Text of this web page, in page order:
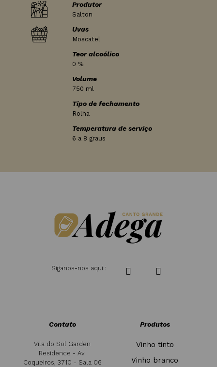
Produtor
Salton
Uvas
Moscatel
Teor alcoólico
0 %
Volume
750 ml
Tipo de fechamento
Rolha
Temperatura de serviço
6 a 8 graus
Siganos-nos aqui::
Contato
Vila do Sol Garden
Residence - Av.
Coqueiros, 3710 - Sala 06
Produtos
Vinho tinto
Vinho branco